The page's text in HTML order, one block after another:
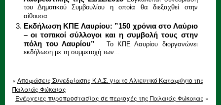
του Δημοτικού Συμβουλίου η οποία θα διεξαχθεί στην
αίθουσα...
Εκδήλωση ΚΠΕ Λαυρίου: ”150 χρόνια στο Λαύριο
– οι τοπικοί σύλλογοι και η συμβολή τους στην
πόλη του Λαυρίου”
Το ΚΠΕ Λαυρίου διοργανώνει
εκδήλωση με τη συμμετοχή των...
« Αποφάσεις Συνεδρίασης Κ.Α.Σ. για το Αλιευτικό Καταφύγιο της
Παλαιάς Φώκαιας
Ενέργειες πυροπροστασίας σε περιοχές της Παλαιάς Φώκαιας »